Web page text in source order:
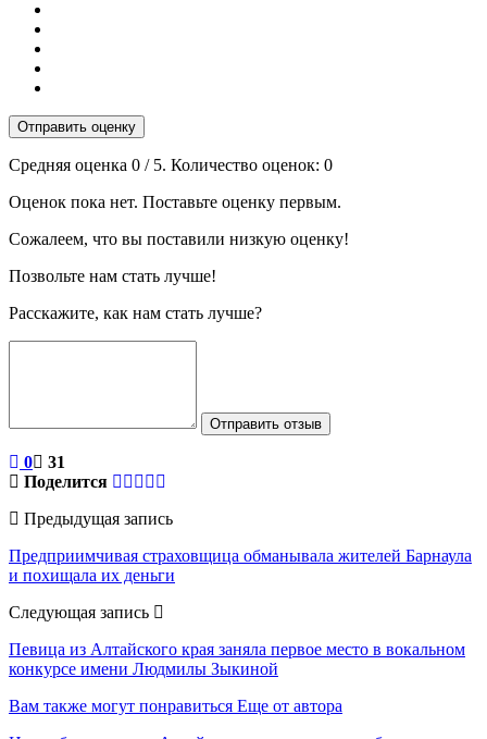
Отправить оценку
Средняя оценка 0 / 5. Количество оценок: 0
Оценок пока нет. Поставьте оценку первым.
Сожалеем, что вы поставили низкую оценку!
Позвольте нам стать лучше!
Расскажите, как нам стать лучше?
Отправить отзыв
0
31
Поделится
Предыдущая запись
Предприимчивая страховщица обманывала жителей Барнаула
и похищала их деньги
Следующая запись
Певица из Алтайского края заняла первое место в вокальном
конкурсе имени Людмилы Зыкиной
Вам также могут понравиться Еще от автора